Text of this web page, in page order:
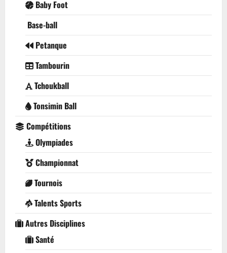
Baby Foot
Base-ball
Petanque
Tambourin
Tchoukball
Tonsimin Ball
Compétitions
Olympiades
Championnat
Tournois
Talents Sports
Autres Disciplines
Santé